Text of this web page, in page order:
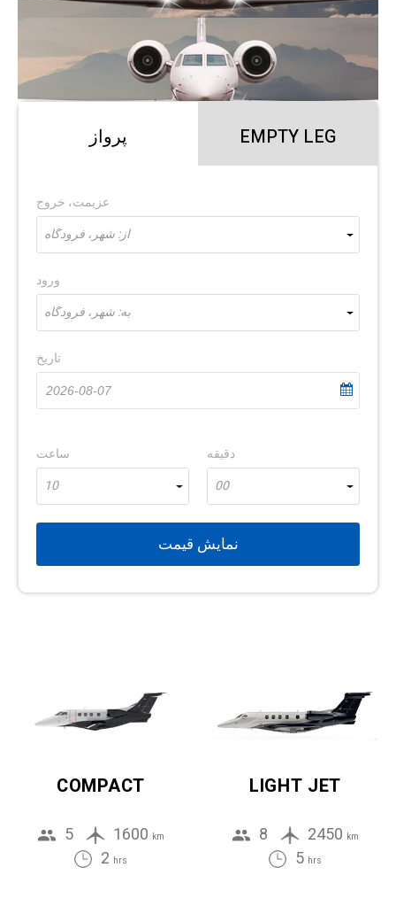
پرواز EMPTY LEG
عزیمت، خروج
از: شهر، فرودگاه
ورود
به: شهر، فرودگاه
تاریخ
ساعت
10
دقیقه
00
نمایش قیمت
COMPACT
5 1600 km
2 hrs
LIGHT JET
8 2450 km
5 hrs